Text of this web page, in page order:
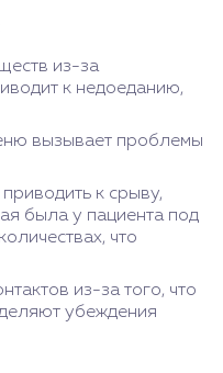
из-за
к недоеданию,
вызывает проблемы
к срыву,
была у пациента под
что
из-за того, что
убеждения